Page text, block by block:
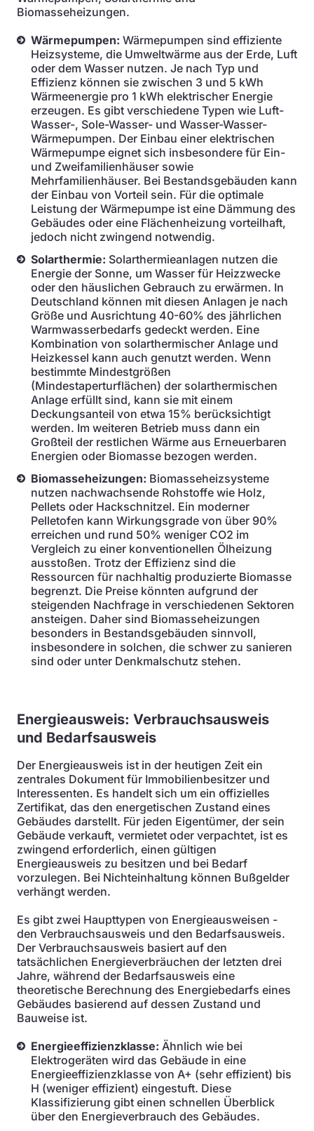
Biomasseheizungen.
Wärmepumpen: Wärmepumpen sind effiziente
Heizsysteme, die Umweltwärme aus der Erde, Luft
oder dem Wasser nutzen. Je nach Typ und
Effizienz können sie zwischen 3 und 5 kWh
Wärmeenergie pro 1 kWh elektrischer Energie
erzeugen. Es gibt verschiedene Typen wie Luft-
Wasser-, Sole-Wasser- und Wasser-Wasser-
Wärmepumpen. Der Einbau einer elektrischen
Wärmepumpe eignet sich insbesondere für Ein-
und Zweifamilienhäuser sowie
Mehrfamilienhäuser. Bei Bestandsgebäuden kann
der Einbau von Vorteil sein. Für die optimale
Leistung der Wärmepumpe ist eine Dämmung des
Gebäudes oder eine Flächenheizung vorteilhaft,
jedoch nicht zwingend notwendig.
Solarthermie: Solarthermieanlagen nutzen die
Energie der Sonne, um Wasser für Heizzwecke
oder den häuslichen Gebrauch zu erwärmen. In
Deutschland können mit diesen Anlagen je nach
Größe und Ausrichtung 40-60% des jährlichen
Warmwasserbedarfs gedeckt werden. Eine
Kombination von solarthermischer Anlage und
Heizkessel kann auch genutzt werden. Wenn
bestimmte Mindestgrößen
(Mindestaperturflächen) der solarthermischen
Anlage erfüllt sind, kann sie mit einem
Deckungsanteil von etwa 15% berücksichtigt
werden. Im weiteren Betrieb muss dann ein
Großteil der restlichen Wärme aus Erneuerbaren
Energien oder Biomasse bezogen werden.
Biomasseheizungen: Biomasseheizsysteme
nutzen nachwachsende Rohstoffe wie Holz,
Pellets oder Hackschnitzel. Ein moderner
Pelletofen kann Wirkungsgrade von über 90%
erreichen und rund 50% weniger CO2 im
Vergleich zu einer konventionellen Ölheizung
ausstoßen. Trotz der Effizienz sind die
Ressourcen für nachhaltig produzierte Biomasse
begrenzt. Die Preise könnten aufgrund der
steigenden Nachfrage in verschiedenen Sektoren
ansteigen. Daher sind Biomasseheizungen
besonders in Bestandsgebäuden sinnvoll,
insbesondere in solchen, die schwer zu sanieren
sind oder unter Denkmalschutz stehen.
Energieausweis: Verbrauchsausweis
und Bedarfsausweis
Der Energieausweis ist in der heutigen Zeit ein
zentrales Dokument für Immobilienbesitzer und
Interessenten. Es handelt sich um ein offizielles
Zertifikat, das den energetischen Zustand eines
Gebäudes darstellt. Für jeden Eigentümer, der sein
Gebäude verkauft, vermietet oder verpachtet, ist es
zwingend erforderlich, einen gültigen
Energieausweis zu besitzen und bei Bedarf
vorzulegen. Bei Nichteinhaltung können Bußgelder
verhängt werden.
Es gibt zwei Haupttypen von Energieausweisen -
den Verbrauchsausweis und den Bedarfsausweis.
Der Verbrauchsausweis basiert auf den
tatsächlichen Energieverbräuchen der letzten drei
Jahre, während der Bedarfsausweis eine
theoretische Berechnung des Energiebedarfs eines
Gebäudes basierend auf dessen Zustand und
Bauweise ist.
Energieeffizienzklasse: Ähnlich wie bei
Elektrogeräten wird das Gebäude in eine
Energieeffizienzklasse von A+ (sehr effizient) bis
H (weniger effizient) eingestuft. Diese
Klassifizierung gibt einen schnellen Überblick
über den Energieverbrauch des Gebäudes.